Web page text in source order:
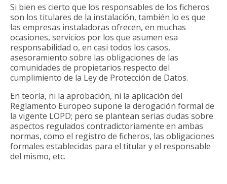
Si bien es cierto que los responsables de los ficheros
son los titulares de la instalación, también lo es que
las empresas instaladoras ofrecen, en muchas
ocasiones, servicios por los que asumen esa
responsabilidad o, en casi todos los casos,
asesoramiento sobre las obligaciones de las
comunidades de propietarios respecto del
cumplimiento de la Ley de Protección de Datos.
En teoría, ni la aprobación, ni la aplicación del
Reglamento Europeo supone la derogación formal de
la vigente LOPD; pero se plantean serias dudas sobre
aspectos regulados contradictoriamente en ambas
normas, como el registro de ficheros, las obligaciones
formales establecidas para el titular y el responsable
del mismo, etc.